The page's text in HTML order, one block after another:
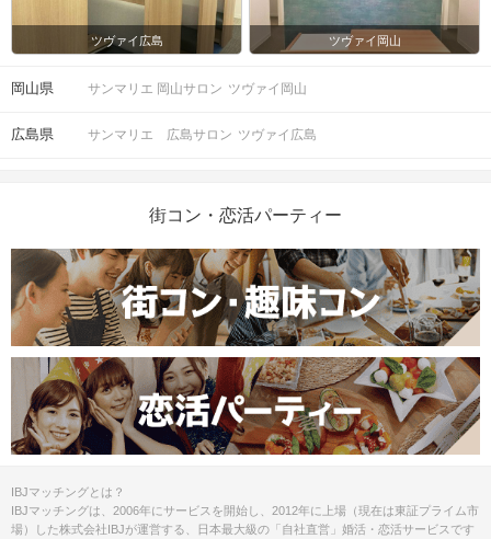
ツヴァイ広島 ツヴァイ岡山
岡山県 サンマリエ 岡山サロン ツヴァイ岡山
広島県 サンマリエ 広島サロン ツヴァイ広島
街コン・恋活パーティー
IBJマッチングとは？
IBJマッチングは、2006年にサービスを開始し、2012年に上場（現在は東証プライム市
場）した株式会社IBJが運営する、日本最大級の「自社直営」婚活・恋活サービスです